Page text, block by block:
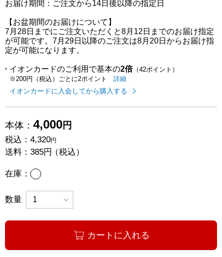
お届け期間：ご注文から14日後以降の指定日
【お盆期間のお届けについて】
7月28日までにご注文いただくと8月12日までのお届け指定
が可能です。7月29日以降のご注文は8月20日からお届け指
定が可能になります。
イオンカードのご利用で基本の2倍（42ポイント）
※200円（税込）ごとに2ポイント
イオンカードのご利用でたまるポイ
詳細
イオンカードに入会してから購入する
本体： 4,000円
税込： 4,320円
送料： 385円（税込）
在庫： あり
数量
カートに入れる